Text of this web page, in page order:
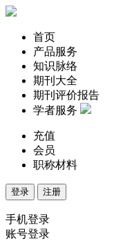
首页
产品服务
知识脉络
期刊大全
期刊评价报告
学者服务
充值
会员
职称材料
登录 注册
手机登录
账号登录